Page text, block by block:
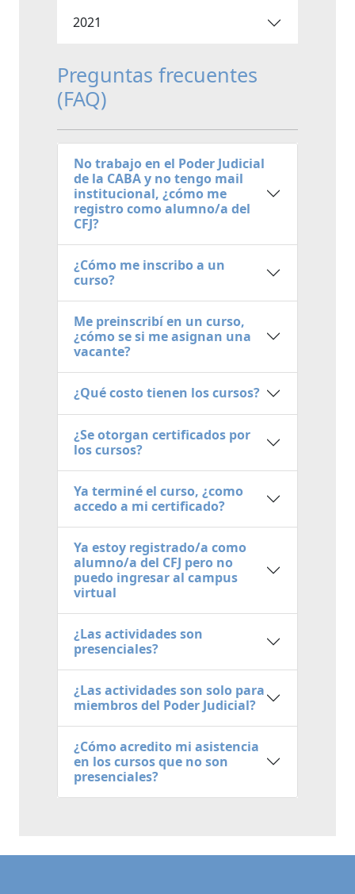
2021
Preguntas frecuentes
(FAQ)
No trabajo en el Poder Judicial
de la CABA y no tengo mail
institucional, ¿cómo me
registro como alumno/a del
CFJ?
¿Cómo me inscribo a un
curso?
Me preinscribí en un curso,
¿cómo se si me asignan una
vacante?
¿Qué costo tienen los cursos?
¿Se otorgan certificados por
los cursos?
Ya terminé el curso, ¿como
accedo a mi certificado?
Ya estoy registrado/a como
alumno/a del CFJ pero no
puedo ingresar al campus
virtual
¿Las actividades son
presenciales?
¿Las actividades son solo para
miembros del Poder Judicial?
¿Cómo acredito mi asistencia
en los cursos que no son
presenciales?